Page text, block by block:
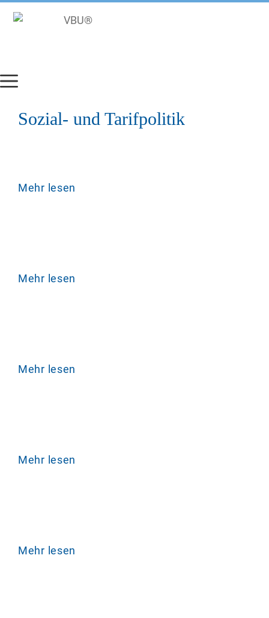
Inhalt
Sozial- und Tarifpolitik
Mehr lesen
Mehr lesen
Mehr lesen
Mehr lesen
Mehr lesen